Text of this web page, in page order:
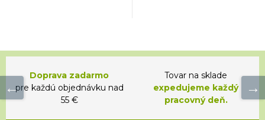
Doprava zadarmo
pre každú objednávku nad
55 €
Tovar na sklade
expedujeme každý
pracovný deň.